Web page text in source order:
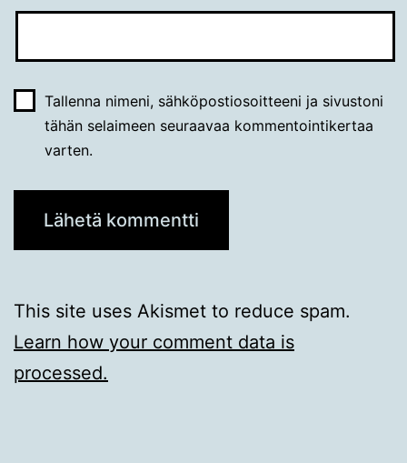
Tallenna nimeni, sähköpostiosoitteeni ja sivustoni
tähän selaimeen seuraavaa kommentointikertaa
varten.
This site uses Akismet to reduce spam.
Learn how your comment data is
processed.